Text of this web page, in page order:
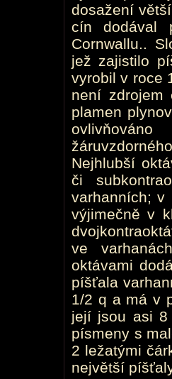
dosažení
cín dodával
Cornwallu..
jež zajistilo
vyrobil v roce
není zdrojem
plamen
Nejhlubší
či
varhanních; v
výjimečně v
ve
oktávami
píšťala
1/2 q a má v
její jsou asi 8
písmeny s
2 ležatými
největší